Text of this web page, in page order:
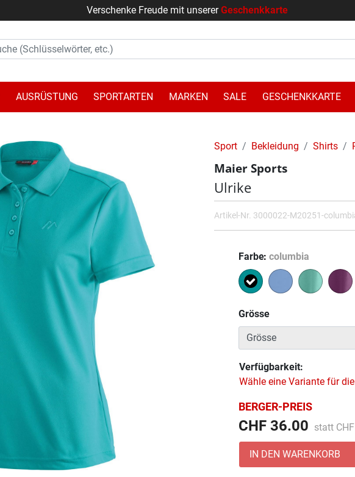
Verschenke Freude mit unsererGeschenkkarte
AUSRÜSTUNG SPORTARTEN MARKEN SALE GESCHENKKARTE
Sport Bekleidung Shirts
Maier Sports
Ulrike
Artikel-Nr. 3000022-M20251-
Farbe columbia
Grösse
Verfügbarkeit:
Wähle eine Variante für
BERGER-PREIS
CHF 36.00 Preis
statt
IN DEN WARENKORB